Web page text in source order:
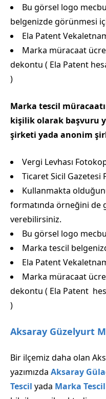
Bu görsel logo
belgenizde görünmesi
Ela Patent
Marka müracaat
dekontu ( Ela Patent
)
Marka tescil
kişilik olarak başvuru
şirketi yada anonim
Vergi Levhası
Ticaret Sicil Gazetesi
Kullanmakta
formatında örneğini de
verebilirsiniz.
Bu görsel logo
Marka tescil
Ela Patent
Marka müracaat
dekontu ( Ela Patent
)
Aksaray Güzelyurt
Bir ilçemiz daha olan
yazımızda Aksaray
Tescil yada Marka